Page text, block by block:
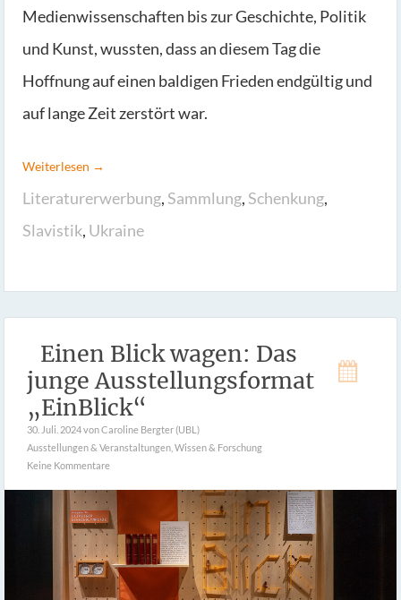
Medienwissenschaften bis zur Geschichte, Politik
und Kunst, wussten, dass an diesem Tag die
Hoffnung auf einen baldigen Frieden endgültig und
auf lange Zeit zerstört war.
Weiterlesen →
Literaturerwerbung, Sammlung, Schenkung,
Slavistik, Ukraine
Einen Blick wagen: Das
junge Ausstellungsformat
„EinBlick“
30. Juli. 2024von Caroline Bergter (UBL)
Ausstellungen & Veranstaltungen Wissen & Forschung
Keine Kommentare